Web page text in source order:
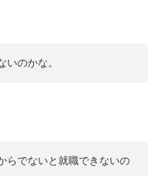
いのかな。
らでないと就職できないの